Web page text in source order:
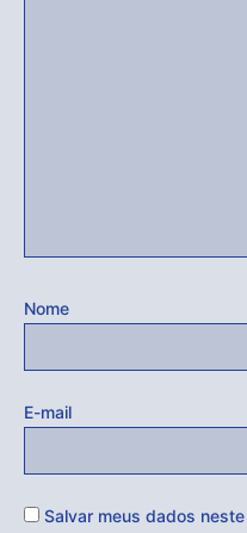
Nome
E-mail
Salvar meus dados